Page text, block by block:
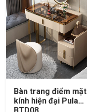
Bàn trang điểm mặt
kính hiện đại Pula